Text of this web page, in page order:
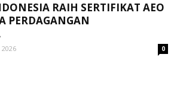
RAIH SERTIFIKAT AEO
PERDAGANGAN
2026 0